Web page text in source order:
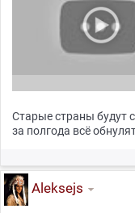
Старые страны будут
за полгода всё
Aleksejs